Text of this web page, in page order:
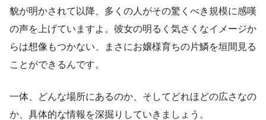
貌が明かされて以降、多くの人がその驚くべき規模に感嘆
の声を上げていますよ。彼女の明るく気さくなイメージか
らは想像もつかない、まさにお嬢様育ちの片鱗を垣間見る
ことができるんです。
一体、どんな場所にあるのか、そしてどれほどの広さなの
か、具体的な情報を深掘りしていきましょう。